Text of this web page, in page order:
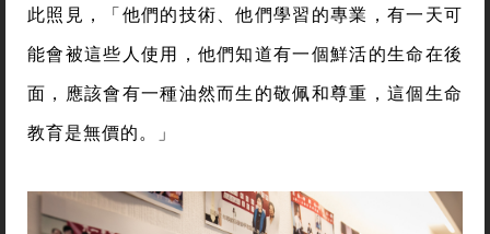
此照見，「他們的技術、他們學習的專業，有一天可
能會被這些人使用，他們知道有一個鮮活的生命在後
面，應該會有一種油然而生的敬佩和尊重，這個生命
教育是無價的。」